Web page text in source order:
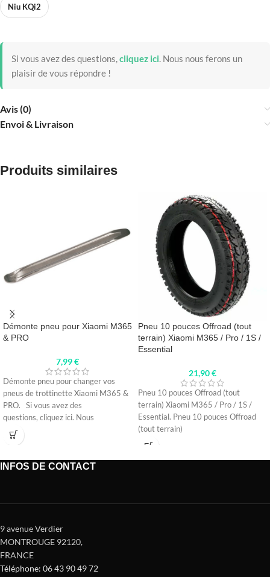
Niu KQi2
Si vous avez des questions,cliquez ici. Nous nous ferons un
plaisir de vous répondre !
Avis (0)
Envoi & Livraison
Produits similaires
Démonte pneu pour Xiaomi M365
& PRO
7,99€
Démonte pneu pour changer vos
pneus de trottinette Xiaomi M365 &
PRO. Si vous avez des
questions, cliquez ici. Nous
Pneu 10 pouces Offroad (tout
terrain) Xiaomi M365 / Pro / 1S /
Essential
21,90€
Pneu 10 pouces Offroad (tout
terrain) Xiaomi M365 / Pro / 1S /
Essential. Pneu 10 pouces Offroad
(tout terrain)
INFOS DE CONTACT
9 avenue Verdier
MONTROUGE 92120,
FRANCE
Téléphone: 06 43 90 49 72